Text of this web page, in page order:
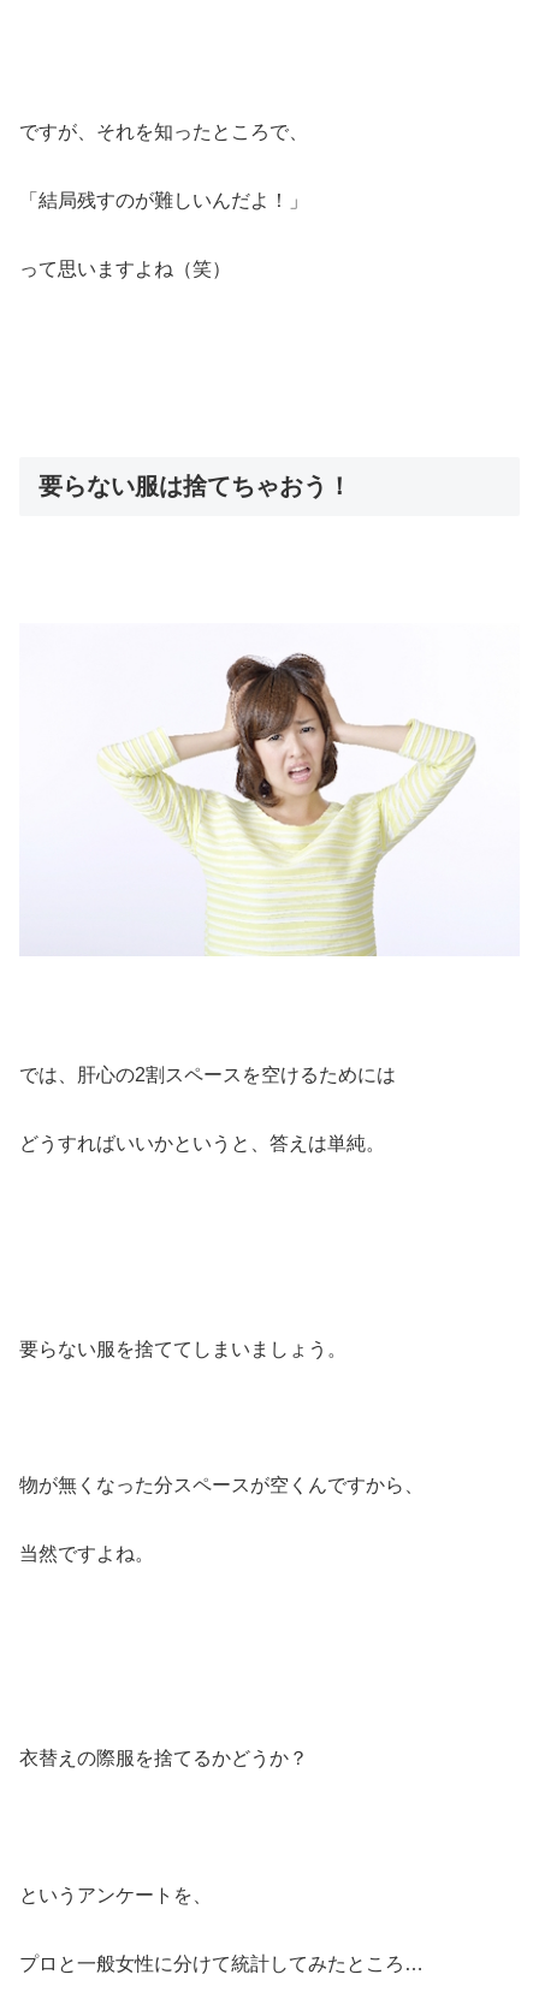
ですが、それを知ったところで、
「結局残すのが難しいんだよ！」
って思いますよね（笑）
要らない服は捨てちゃおう！
では、肝心の2割スペースを空けるためには
どうすればいいかというと、答えは単純。
要らない服を捨ててしまいましょう。
物が無くなった分スペースが空くんですから、
当然ですよね。
衣替えの際服を捨てるかどうか？
というアンケートを、
プロと一般女性に分けて統計してみたところ…